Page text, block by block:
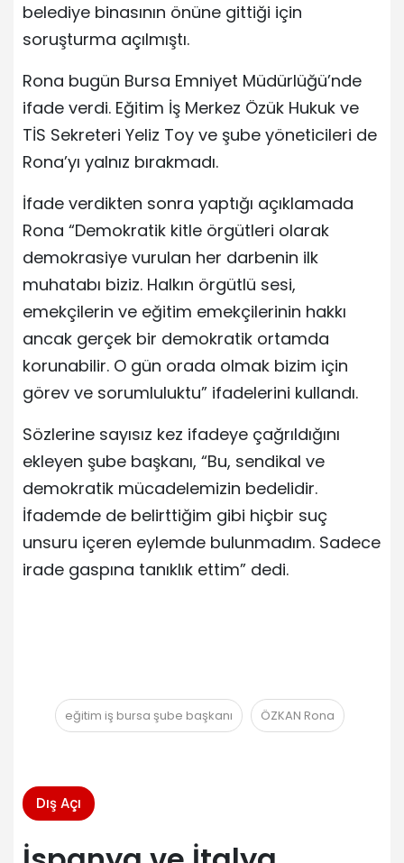
belediye binasının önüne gittiği için
soruşturma açılmıştı.
Rona bugün Bursa Emniyet Müdürlüğü’nde
ifade verdi. Eğitim İş Merkez Özük Hukuk ve
TİS Sekreteri Yeliz Toy ve şube yöneticileri de
Rona’yı yalnız bırakmadı.
İfade verdikten sonra yaptığı açıklamada
Rona “Demokratik kitle örgütleri olarak
demokrasiye vurulan her darbenin ilk
muhatabı biziz. Halkın örgütlü sesi,
emekçilerin ve eğitim emekçilerinin hakkı
ancak gerçek bir demokratik ortamda
korunabilir. O gün orada olmak bizim için
görev ve sorumluluktu” ifadelerini kullandı.
Sözlerine sayısız kez ifadeye çağrıldığını
ekleyen şube başkanı, “Bu, sendikal ve
demokratik mücadelemizin bedelidir.
İfademde de belirttiğim gibi hiçbir suç
unsuru içeren eylemde bulunmadım. Sadece
irade gaspına tanıklık ettim” dedi.
eğitim iş bursa şube başkanı ÖZKAN Rona
Dış Açı